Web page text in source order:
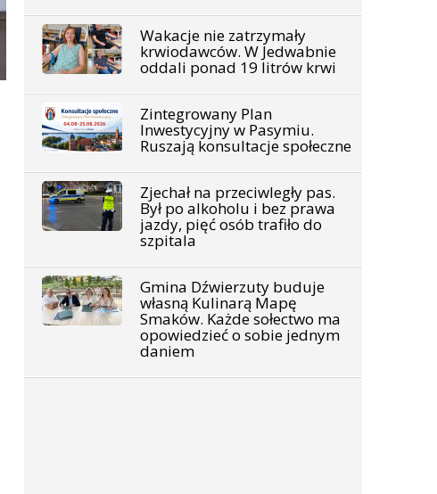
Wakacje nie zatrzymały
krwiodawców. W Jedwabnie
oddali ponad 19 litrów krwi
Zintegrowany Plan
Inwestycyjny w Pasymiu.
Ruszają konsultacje społeczne
Zjechał na przeciwległy pas.
Był po alkoholu i bez prawa
jazdy, pięć osób trafiło do
szpitala
Gmina Dźwierzuty buduje
własną Kulinarą Mapę
Smaków. Każde sołectwo ma
opowiedzieć o sobie jednym
daniem